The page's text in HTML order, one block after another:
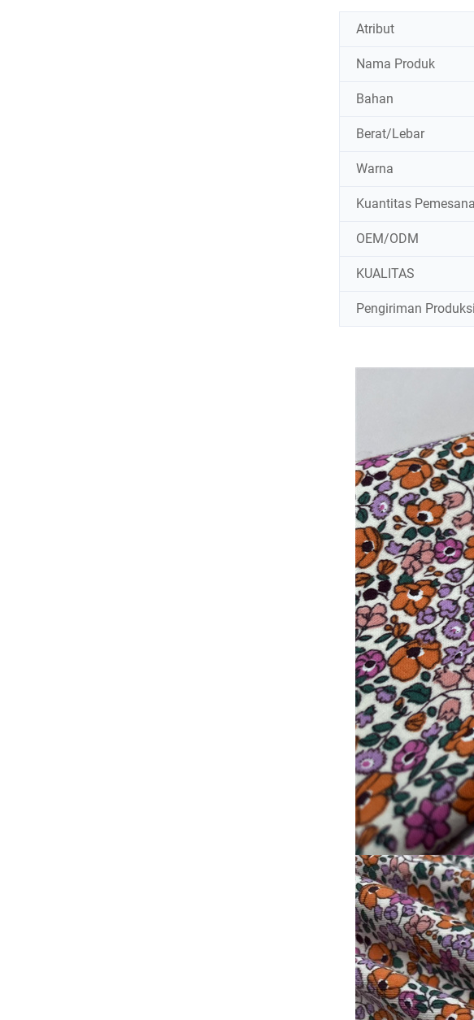
Atribut
Nama Produk
Bahan
Berat/Lebar
Warna
Kuantitas
OEM/ODM
KUALITAS
Pengiriman Produksi